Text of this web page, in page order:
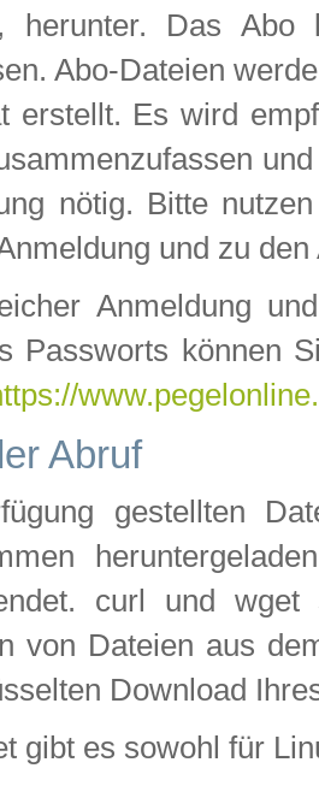
herunter. Das
Abo-Dateien
erstellt. Es wird
nötig. Bitte
und zu
Anmeldung
Passworts können
Abruf
gestellten
curl und wget
von Dateien aus
Download
gibt es sowohl für